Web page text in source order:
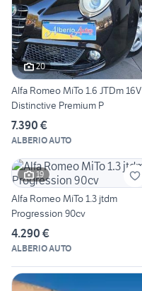
20
Alfa Romeo MiTo 1.6 JTDm 16V
Distinctive Premium P
7.390 €
ALBERIO AUTO
19
Alfa Romeo MiTo 1.3 jtdm
Progression 90cv
4.290 €
ALBERIO AUTO